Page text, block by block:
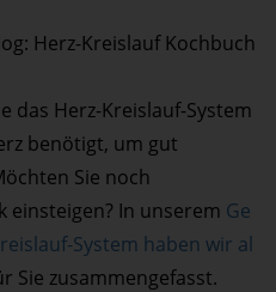
Herz-Kreislauf Kochbuch
das Herz-Kreislauf-System
benötigt, um gut
Sie noch
In unserem Ge
System haben wir al
Sie zusammengefasst.